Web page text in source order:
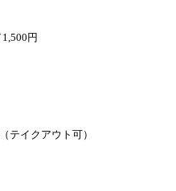
円
テイクアウト可）